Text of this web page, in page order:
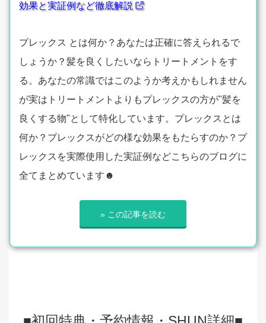
効果と実証例など徹底解説
プレックス とは何か？あなたは正確に答えられるで
しょうか？髪を良くしたいならトリートメントをす
る。あなたの常識ではこのようか考えかもしれません
が実はトリートメントよりもプレックスの方が"髪を
良くする物"として特化しています。プレックスとは
何か？プレックスがどの様な効果をもたらすのか？プ
レックスを実際使用した実証例などこちらのブログに
全てまとめています☻
» この記事を読む